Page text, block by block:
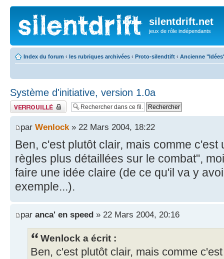
silentdrift.net
jeux de rôle indépendants
Index du forum ‹ les rubriques archivées ‹ Proto-silendtift ‹ Ancienne
Système d'initiative, version 1.0a
Fil verrouillé
par Wenlock » 22 Mars 2004, 18:22
Ben, c'est plutôt clair, mais comme
règles plus détaillées sur le combat",
faire une idée claire (de ce qu'il va y
exemple...).
par anca' en speed » 22 Mars 2004, 20:16
Wenlock a écrit :
Ben, c'est plutôt clair, mais comme